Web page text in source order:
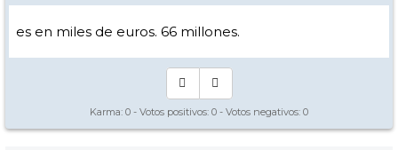
es en miles de euros. 66 millones.
Karma: 0 - Votos positivos: 0 - Votos negativos: 0